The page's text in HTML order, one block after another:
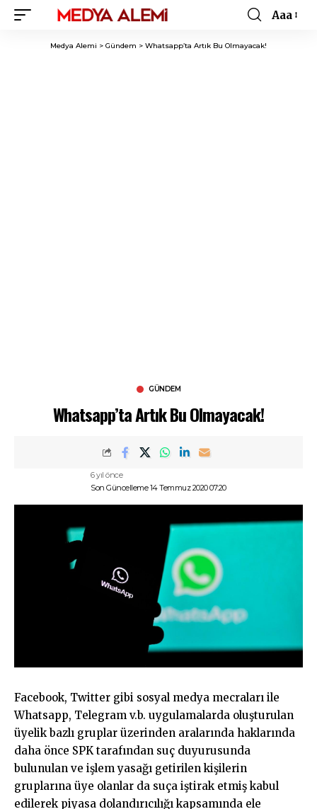
Font
Aaa
Medya Alemi > Gündem > Whatsapp’ta Artık Bu Olmayacak!
GÜNDEM
Whatsapp’ta Artık Bu Olmayacak!
Son Güncelleme 14 Temmuz 2020 07:20
6 yıl önce
Facebook, Twitter gibi sosyal medya mecraları ile
Whatsapp, Telegram v.b. uygulamalarda oluşturulan
üyelik bazlı gruplar üzerinden aralarında haklarında
daha önce SPK tarafından suç duyurusunda
bulunulan ve işlem yasağı getirilen kişilerin
gruplarına üye olanlar da suça iştirak etmiş kabul
edilerek piyasa dolandırıcılığı kapsamında ele